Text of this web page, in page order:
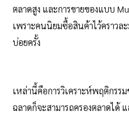
ตลาดสูง และการขายของแบบ
เพราะคนนิยมซื้อสินค้าไว้คราวล
บ่อยครั้ง
เหล่านี้คือการวิเคราะห์พฤติกร
ฉลาดก็จะสามารถครองตลาดได้